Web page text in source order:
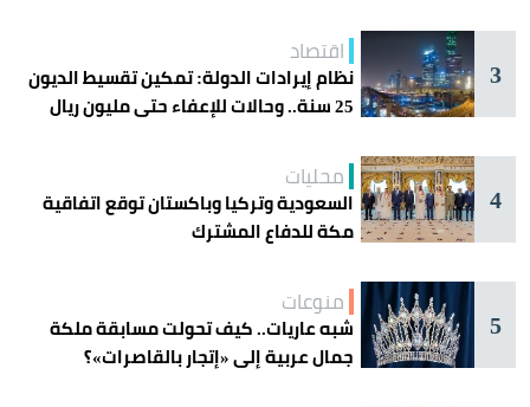
3
اقتصاد
نظام إيرادات الدولة: تمكين تقسيط الديون
25 سنة.. وحالات للإعفاء حتى مليون ريال
4
محليات
السعودية وتركيا وباكستان توقع اتفاقية
مكة للدفاع المشترك
5
منوعات
شبه عاريات.. كيف تحولت مسابقة ملكة
جمال عربية إلى «إتجار بالقاصرات»؟